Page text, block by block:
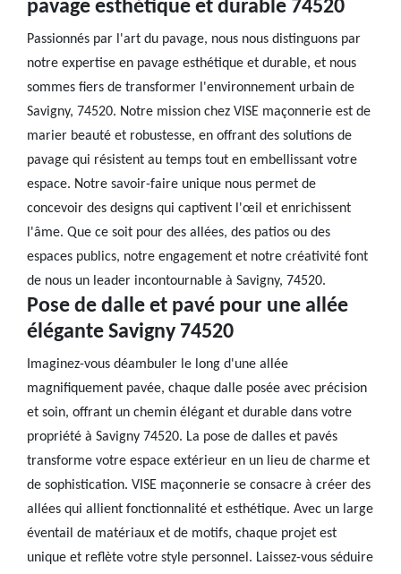
pavage esthétique et durable 74520
Passionnés par l'art du pavage, nous nous distinguons par
notre expertise en pavage esthétique et durable, et nous
sommes fiers de transformer l'environnement urbain de
Savigny, 74520. Notre mission chez VISE maçonnerie est de
marier beauté et robustesse, en offrant des solutions de
pavage qui résistent au temps tout en embellissant votre
espace. Notre savoir-faire unique nous permet de
concevoir des designs qui captivent l'œil et enrichissent
l'âme. Que ce soit pour des allées, des patios ou des
espaces publics, notre engagement et notre créativité font
de nous un leader incontournable à Savigny, 74520.
Pose de dalle et pavé pour une allée
élégante Savigny 74520
Imaginez-vous déambuler le long d'une allée
magnifiquement pavée, chaque dalle posée avec précision
et soin, offrant un chemin élégant et durable dans votre
propriété à Savigny 74520. La pose de dalles et pavés
transforme votre espace extérieur en un lieu de charme et
de sophistication. VISE maçonnerie se consacre à créer des
allées qui allient fonctionnalité et esthétique. Avec un large
éventail de matériaux et de motifs, chaque projet est
unique et reflète votre style personnel. Laissez-vous séduire